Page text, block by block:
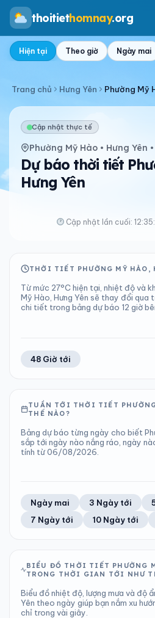
thoitiethomnay.org
Hiện tại Theo giờ Ngày mai
Trang chủ Hưng Yên Phường Mỹ
Cập nhật thực tế
Phường Mỹ Hào • Hưng Yên
Dự báo thời tiết
Hưng Yên
Cập nhật lần cuối:
THỜI TIẾT PHƯỜNG MỸ HÀO,
Từ mức 27°C hiện tại, nhiệt độ và
Mỹ Hào, Hưng Yên sẽ thay đổi
chi tiết trong bảng dự báo 12 giờ
48 Giờ tới
TUẦN TỚI THỜI TIẾT
THẾ NÀO?
Bảng dự báo từng ngày cho biết
sắp tới ngày nào nắng ráo, ngày
tính từ 06/08/2026.
Ngày mai 3 Ngày tới
7 Ngày tới
10 Ngày tới
BIỂU ĐỒ THỜI TIẾT PHƯỜNG
TRONG THỜI GIAN TỚI NHƯ
Biểu đồ nhiệt độ, lượng mưa và độ
Yên theo ngày giúp bạn nắm xu
chỉ trong vài giây.